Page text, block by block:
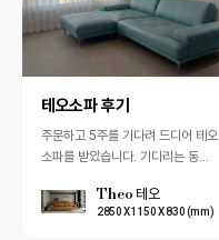
테오소파 후기
주문하고 5주를 기다려 드디어 테오
소파를 받았습니다. 기다리는 동안
설치하고 보니 기다린 시간이 전혀
Theo 테오
2850 X 1150 X 830 (mm)